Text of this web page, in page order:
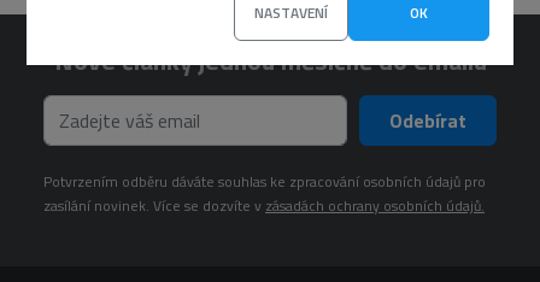
NASTAVENÍ OK
Nové články jednou měsíčně do emailu
Odebírat
Potvrzením odběru dáváte souhlas ke zpracování osobních údajů pro
zasílání novinek. Více se dozvíte v zásadách ochrany osobních údajů.